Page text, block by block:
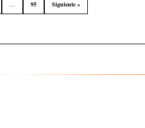
… 95 Siguiente »